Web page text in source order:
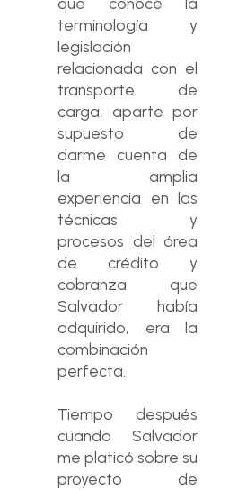
terminología y
legislación
relacionada con el
transporte de
carga, aparte por
supuesto de
darme cuenta de
la amplia
experiencia en las
técnicas y
procesos del área
de crédito y
cobranza que
Salvador había
adquirido, era la
combinación
perfecta.
Tiempo después
cuando Salvador
me platicó sobre su
proyecto de